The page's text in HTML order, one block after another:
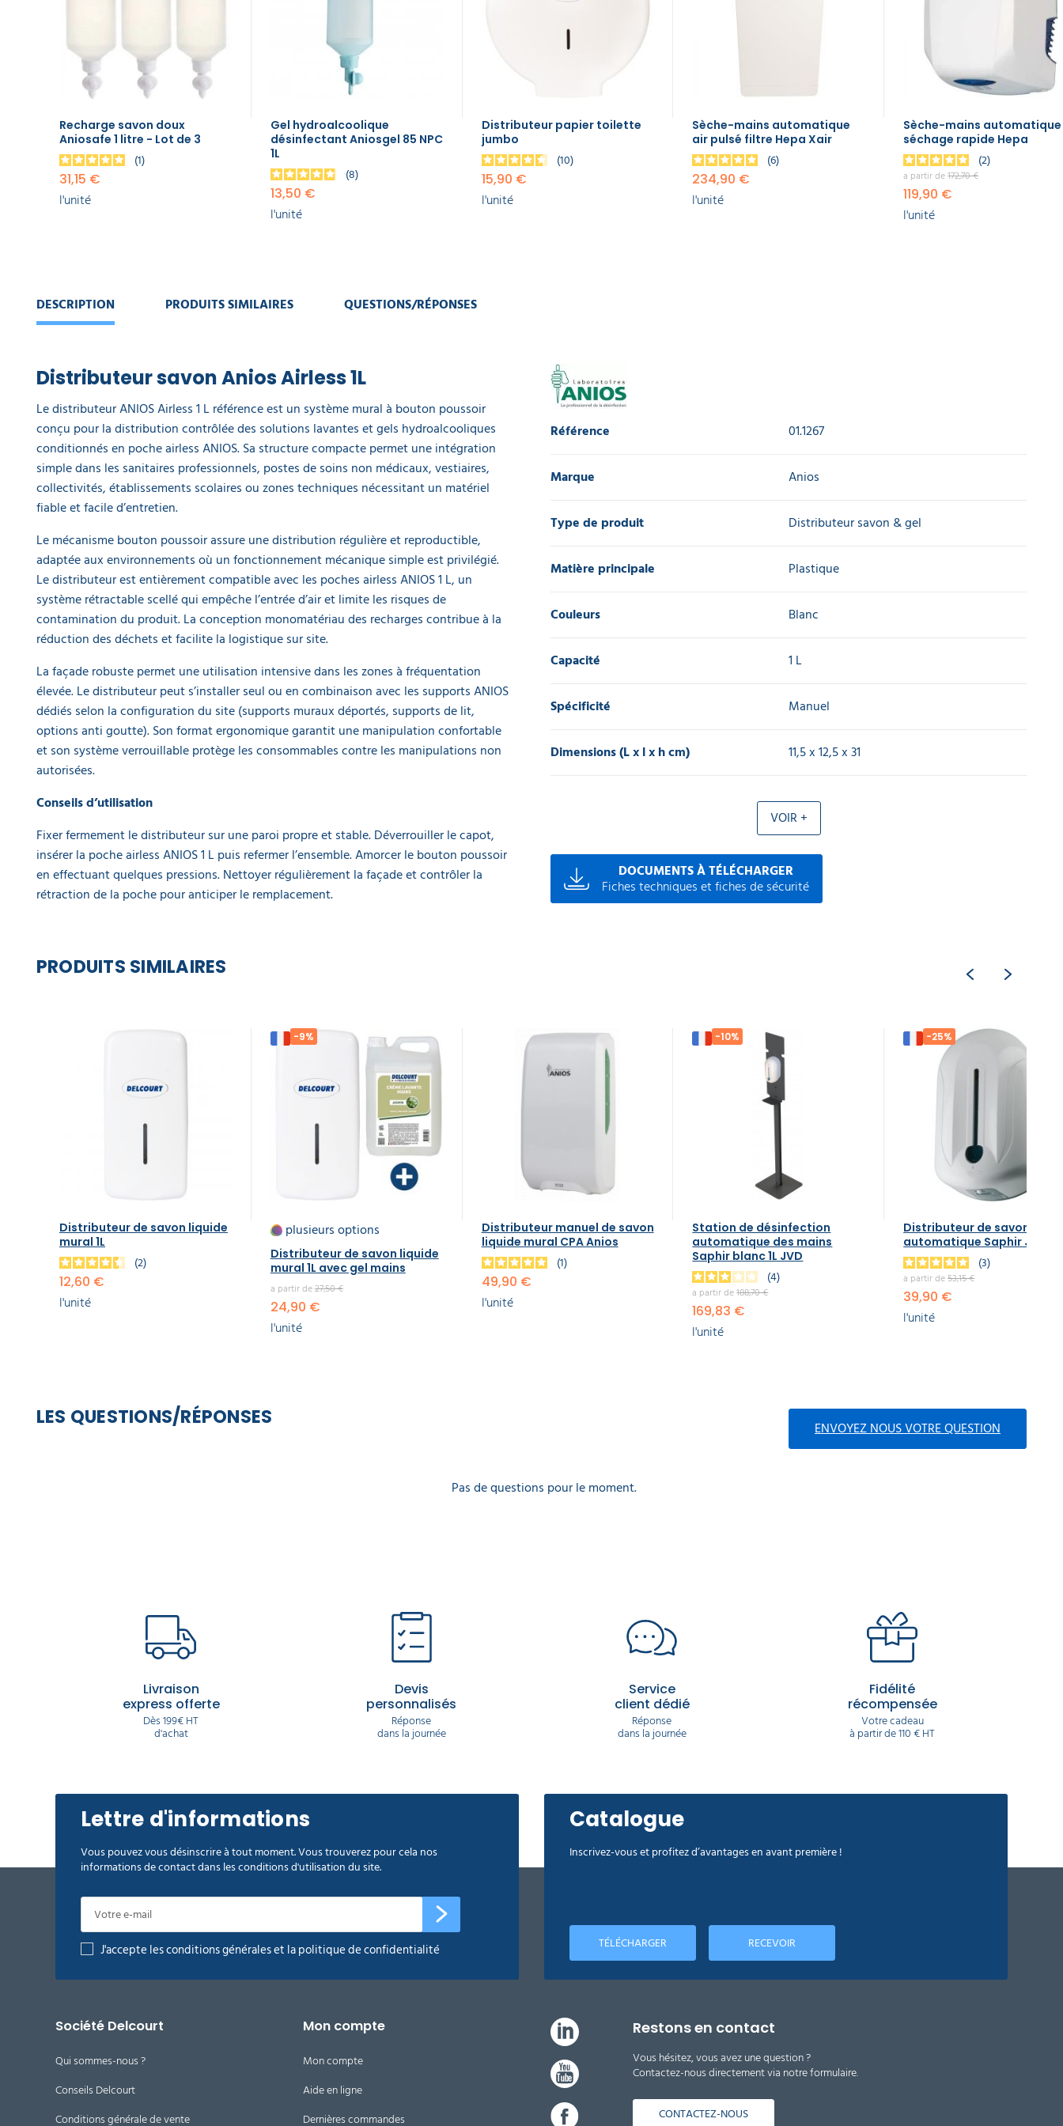
ÉCOLOGIQUE
PROMOS
hydroalcoolique
désinfectant
Aniosgel 85
NPC 1L
13,50 €
l'unité
Distributeur
papier
toilette
automatique
air pulsé
234,90 €
l'unité
Sèche-mains
automatique
séchage
rapide Hepa
a partir de
172,70 €
119,90 €
Recharge savon doux
Aniosafe 1 litre - Lot de 3
1
31,15 €
l'unité
Gel hydroalcoolique
désinfectant Aniosgel 85 NPC
1L
8
13,50 €
l'unité
Distributeur papier toilette
jumbo
10
15,90 €
l'unité
Sèche-mains automatique
air pulsé filtre Hepa Xair
6
234,90 €
l'unité
Sèche-mains automatique
séchage rapide Hepa
2
a partir de172,70 €
119,90 €
l'unité
DESCRIPTION PRODUITS SIMILAIRES QUESTIONS/RÉPONSES
Distributeur savon Anios Airless 1L
Le distributeur ANIOS Airless 1 L référence est un système mural à bouton poussoir
conçu pour la distribution contrôlée des solutions lavantes et gels hydroalcooliques
conditionnés en poche airless ANIOS. Sa structure compacte permet une intégration
simple dans les sanitaires professionnels, postes de soins non médicaux, vestiaires,
collectivités, établissements scolaires ou zones techniques nécessitant un matériel
fiable et facile d’entretien.
Le mécanisme bouton poussoir assure une distribution régulière et reproductible,
adaptée aux environnements où un fonctionnement mécanique simple est privilégié.
Le distributeur est entièrement compatible avec les poches airless ANIOS 1 L, un
système rétractable scellé qui empêche l’entrée d’air et limite les risques de
contamination du produit. La conception monomatériau des recharges contribue à la
réduction des déchets et facilite la logistique sur site.
La façade robuste permet une utilisation intensive dans les zones à fréquentation
élevée. Le distributeur peut s’installer seul ou en combinaison avec les supports ANIOS
dédiés selon la configuration du site (supports muraux déportés, supports de lit,
options anti goutte). Son format ergonomique garantit une manipulation confortable
et son système verrouillable protège les consommables contre les manipulations non
autorisées.
Conseils d’utilisation
Fixer fermement le distributeur sur une paroi propre et stable. Déverrouiller le capot,
insérer la poche airless ANIOS 1 L puis refermer l’ensemble. Amorcer le bouton poussoir
en effectuant quelques pressions. Nettoyer régulièrement la façade et contrôler la
rétraction de la poche pour anticiper le remplacement.
Référence 01.1267
Marque Anios
Type de produit Distributeur savon & gel
Matière principale Plastique
Couleurs Blanc
Capacité 1 L
Spécificité Manuel
Dimensions (L x l x h cm) 11,5 x 12,5 x 31
VOIR +
DOCUMENTS À TÉLÉCHARGER
Fiches techniques et fiches de sécurité
PRODUITS SIMILAIRES
Distributeur de savon liquide
mural 1L
2
12,60 €
l'unité
-9%
plusieurs options
Distributeur de savon liquide
mural 1L avec gel mains
a partir de27,50 €
24,90 €
l'unité
Distributeur manuel de savon
liquide mural CPA Anios
1
49,90 €
l'unité
-10%
Station de désinfection
automatique des mains
Saphir blanc 1L JVD
4
a partir de188,70 €
169,83 €
l'unité
-25%
Distributeur de savon
automatique Saphir JVD 1,1
3
a partir de53,15 €
39,90 €
l'unité
LES QUESTIONS/RÉPONSES ENVOYEZ NOUS VOTRE QUESTION
Pas de questions pour le moment.
Livraison
express offerte
Dès 199€ HT
d'achat
Devis
personnalisés
Réponse
dans la journée
Service
client dédié
Réponse
dans la journée
Fidélité
récompensée
Votre cadeau
à partir de 110 € HT
Lettre d'informations
Vous pouvez vous désinscrire à tout moment. Vous trouverez pour cela nos
informations de contact dans les conditions d'utilisation du site.
J'accepte les conditions générales et la politique de confidentialité
Catalogue
Inscrivez-vous et profitez d’avantages en avant première !
TÉLÉCHARGER RECEVOIR
Société Delcourt
Qui sommes-nous ?
Conseils Delcourt
Conditions générale de vente
Mon compte
Mon compte
Aide en ligne
Dernières commandes
Restons en contact
Vous hésitez, vous avez une question ?
Contactez-nous directement via notre formulaire.
CONTACTEZ-NOUS